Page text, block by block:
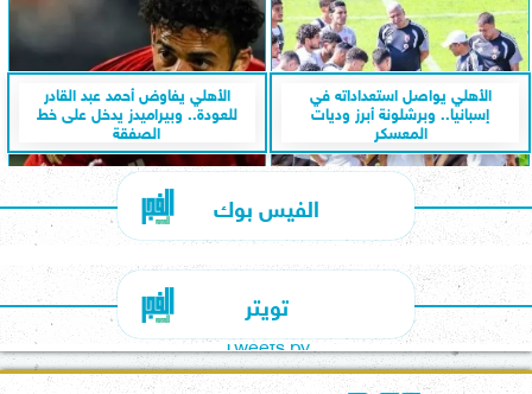
الأهلي يواصل استعداداته في
إسبانيا.. وبرشلونة أبرز وديات
المعسكر
الأهلي يفاوض أحمد عبد القادر
للعودة.. وبيراميدز يدخل على خط
الصفقة
الفيس بوك
تويتر
Tweets by